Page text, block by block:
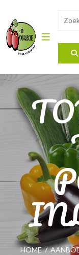
HOME /